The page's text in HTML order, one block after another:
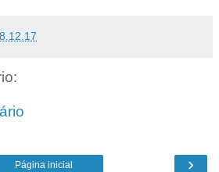
8.12.17
›
Página inicial